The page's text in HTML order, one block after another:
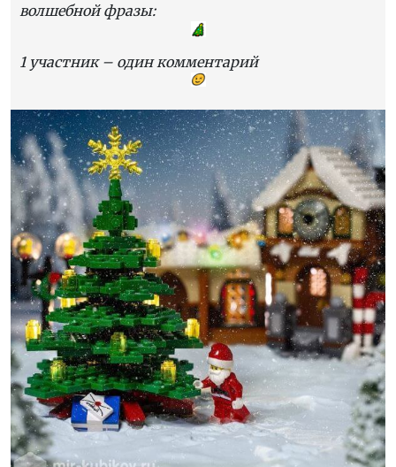
волшебной фразы:
1 участник – один комментарий